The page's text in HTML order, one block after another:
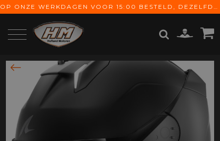
OP ONZE WERKDAGEN VOOR 15:00 BESTELD, DEZELFDE DAG VERZONDEN! GRATIS VERZENDING VANAF € 65,-
ZOEKEN